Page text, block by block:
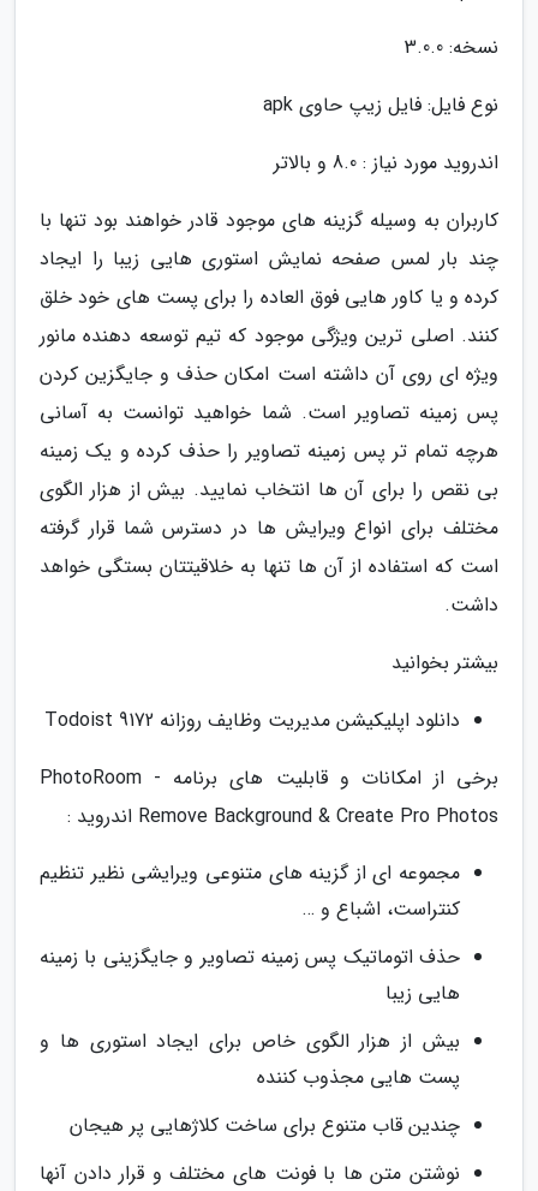
نسخه: 3.0.0
نوع فایل: فایل زیپ حاوی apk
اندروید مورد نیاز : 8.0 و بالاتر
کاربران به وسیله گزینه های موجود قادر خواهند بود تنها با
چند بار لمس صفحه نمایش استوری هایی زیبا را ایجاد
کرده و یا کاور هایی فوق العاده را برای پست های خود خلق
کنند. اصلی ترین ویژگی موجود که تیم توسعه دهنده مانور
ویژه ای روی آن داشته است امکان حذف و جایگزین کردن
پس زمینه تصاویر است. شما خواهید توانست به آسانی
هرچه تمام تر پس زمینه تصاویر را حذف کرده و یک زمینه
بی نقص را برای آن ها انتخاب نمایید. بیش از هزار الگوی
مختلف برای انواع ویرایش ها در دسترس شما قرار گرفته
است که استفاده از آن ها تنها به خلاقیتتان بستگی خواهد
داشت.
بیشتر بخوانید
دانلود اپلیکیشن مدیریت وظایف روزانه Todoist 9172
برخی از امکانات و قابلیت های برنامه PhotoRoom -
Remove Background & Create Pro Photos اندروید :
مجموعه ای از گزینه های متنوعی ویرایشی نظیر تنظیم
کنتراست، اشباع و …
حذف اتوماتیک پس زمینه تصاویر و جایگزینی با زمینه
هایی زیبا
بیش از هزار الگوی خاص برای ایجاد استوری ها و
پست هایی مجذوب کننده
چندین قاب متنوع برای ساخت کلاژهایی پر هیجان
نوشتن متن ها با فونت های مختلف و قرار دادن آنها